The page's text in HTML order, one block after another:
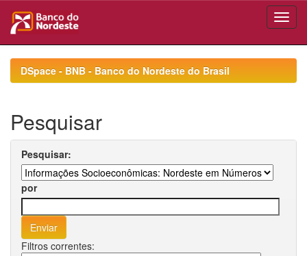
navigationDSpace - BNB - Banco do Nordeste do Brasil
Pesquisar
Pesquisar:
por
Filtros correntes: